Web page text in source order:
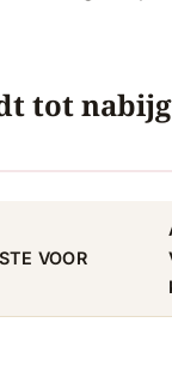
tot
VOOR